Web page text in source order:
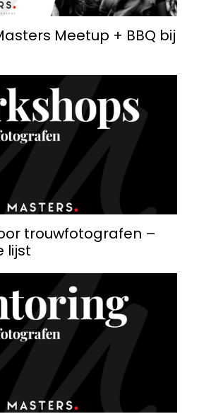
Meetup + BBQ bij
trouwfotografen –
lijst